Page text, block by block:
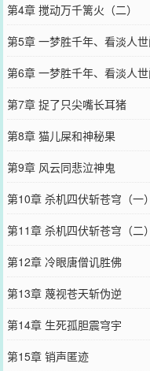
第4章 搅动万千篱火（二）
第5章 一梦胜千年、看淡人世
第6章 一梦胜千年、看淡人世
第7章 捉了只尖嘴长耳猪
第8章 猫儿屎和神秘果
第9章 风云同悲泣神鬼
第10章 杀机四伏斩苍穹（一）
第11章 杀机四伏斩苍穹（二）
第12章 冷眼唐僧讥胜佛
第13章 蔑视苍天斩伪逆
第14章 生死孤胆震穹宇
第15章 销声匿迹